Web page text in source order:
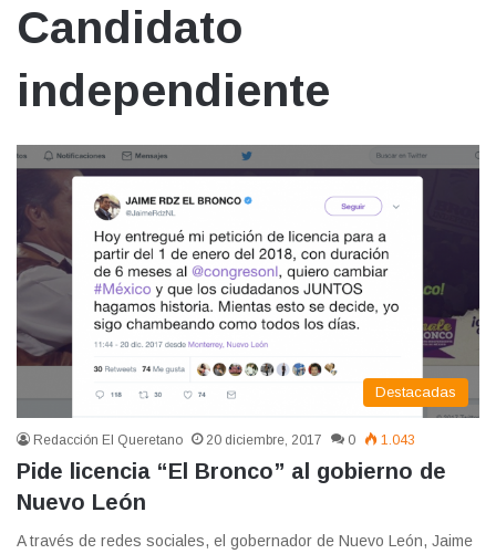
Candidato
independiente
Destacadas
Redacción El Queretano 20 diciembre, 2017 0 1.043
Pide licencia “El Bronco” al gobierno de
Nuevo León
A través de redes sociales, el gobernador de Nuevo León, Jaime